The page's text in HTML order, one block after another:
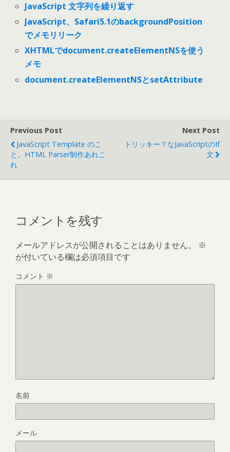
JavaScript 文字列を繰り返す
JavaScript、Safari5.1のbackgroundPosition
でメモリリーク
XHTMLでdocument.createElementNSを使う
メモ
document.createElementNSとsetAttribute
Previous Post
JavaScript Template のこ
と。HTML Parser制作あれこ
れ
Next Post
トリッキー？なJavaScriptのif
文
コメントを残す
メールアドレスが公開されることはありません。
※
が付いている欄は必須項目です
コメント ※
名前
メール